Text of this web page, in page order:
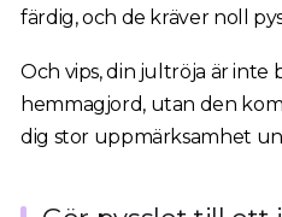
färdig, och de kräver noll
Och vips, din jultröja är inte
hemmagjord, utan den
dig stor uppmärksamhet